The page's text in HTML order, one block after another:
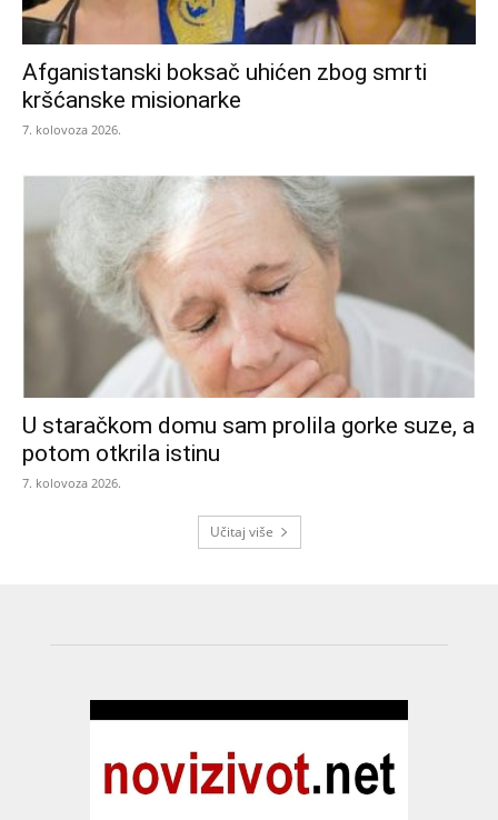
Afganistanski boksač uhićen zbog smrti
kršćanske misionarke
7. kolovoza 2026.
U staračkom domu sam prolila gorke suze, a
potom otkrila istinu
7. kolovoza 2026.
Učitaj više